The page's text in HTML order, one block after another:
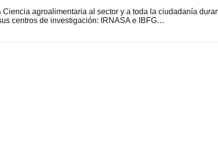
Ciencia agroalimentaria al sector y a toda la ciudadanía
centros de investigación: IRNASA e IBFG…